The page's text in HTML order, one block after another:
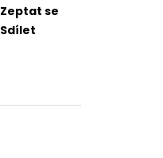
Zeptat se
Sdílet